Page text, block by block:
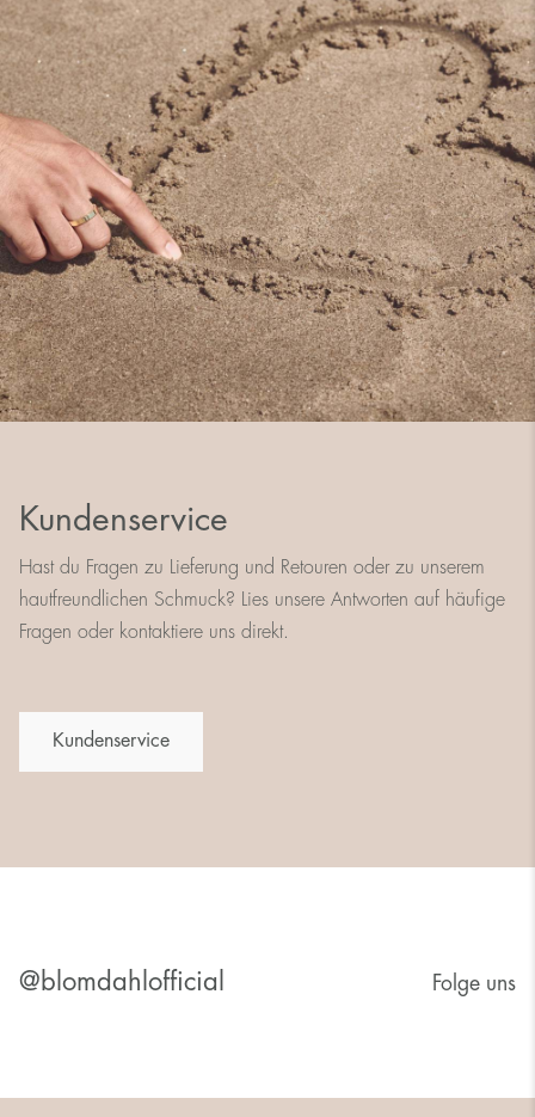
Kundenservice
Hast du Fragen zu Lieferung und Retouren oder zu unserem
hautfreundlichen Schmuck? Lies unsere Antworten auf häufige
Fragen oder kontaktiere uns direkt.
Kundenservice
@blomdahlofficial Folge uns